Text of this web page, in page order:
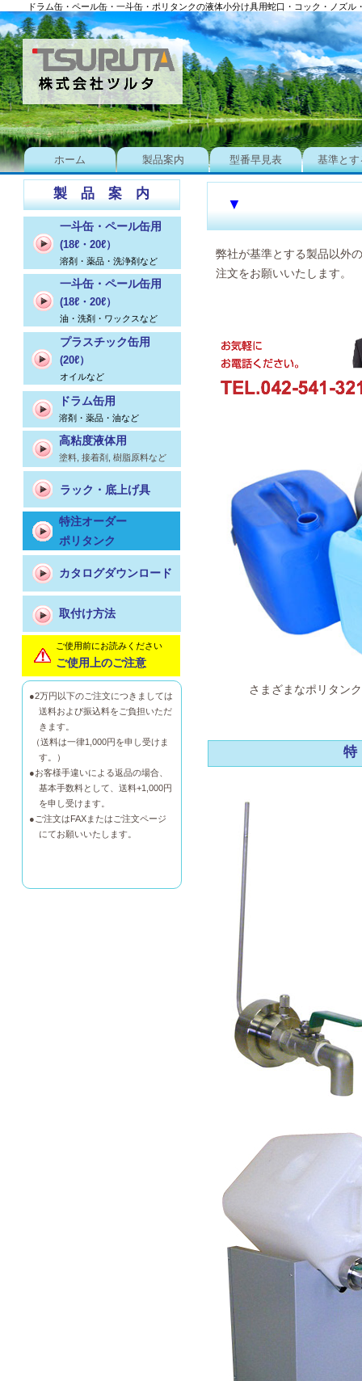
ドラム缶・ペール缶・一斗缶・ポリタンクの液体小分け具用蛇口・コック・ノズ
製 品 案 内
ホーム 製品案内 型番早見表 基準とす
一斗缶・ペール缶用
(18ℓ・20ℓ）
溶剤・薬品・洗浄剤など
一斗缶・ペール缶用
(18ℓ・20ℓ）
油・洗剤・ワックスなど
プラスチック缶用
(20ℓ）
オイルなど
ドラム缶用
溶剤・薬品・油など
高粘度液体用
塗料, 接着剤, 樹脂原料など
ラック・底上げ具
カタログダウンロード
特注オーダー
ポリタンク
取付け方法
ご使用前にお読みください
ご使用上のご注意
弊社が基準とする製品以外
注文をお願いいたします。
▼
●2万円以下のご注文につきましては
送料および振込料をご負担いただ
きます。
（送料は一律1,000円を申し受けま
す。）
●お客様手違いによる返品の場合、
基本手数料として、送料+1,000円
を申し受けます。
●ご注文はFAXまたはご注文ページ
にてお願いいたします。
さまざまなポリタン